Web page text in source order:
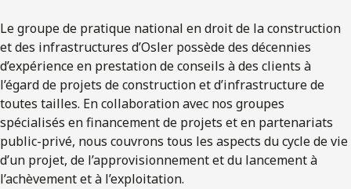
Le groupe de pratique national en droit de la construction
et des infrastructures d’Osler possède des décennies
d’expérience en prestation de conseils à des clients à
l’égard de projets de construction et d’infrastructure de
toutes tailles. En collaboration avec nos groupes
spécialisés en financement de projets et en partenariats
public-privé, nous couvrons tous les aspects du cycle de vie
d’un projet, de l’approvisionnement et du lancement à
l’achèvement et à l’exploitation.